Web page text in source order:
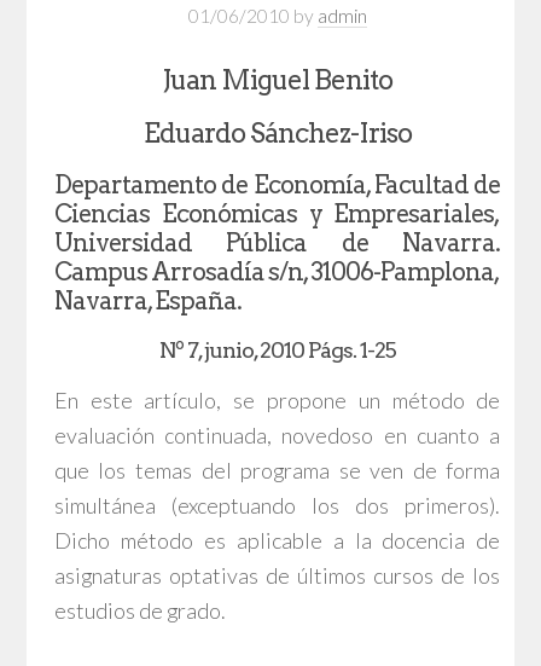
01/06/2010 by admin
Juan Miguel Benito
Eduardo Sánchez-Iriso
Departamento de Economía, Facultad de
Ciencias Económicas y Empresariales,
Universidad Pública de Navarra.
Campus Arrosadía s/n, 31006-Pamplona,
Navarra, España.
Nº 7, junio, 2010 Págs. 1-25
En este artículo, se propone un método de
evaluación continuada, novedoso en cuanto a
que los temas del programa se ven de forma
simultánea (exceptuando los dos primeros).
Dicho método es aplicable a la docencia de
asignaturas optativas de últimos cursos de los
estudios de grado.